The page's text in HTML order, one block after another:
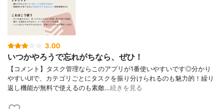
3.00
いつかやろうで忘れがちなら、ぜひ！
【コメント】タスク管理ならこのアプリが1番使いやすいです◎分かり
やすいUIで、カテゴリごとにタスクを振り分けられるのも魅力的！繰り
返し機能が無料で使えるのも素敵…続きを見る